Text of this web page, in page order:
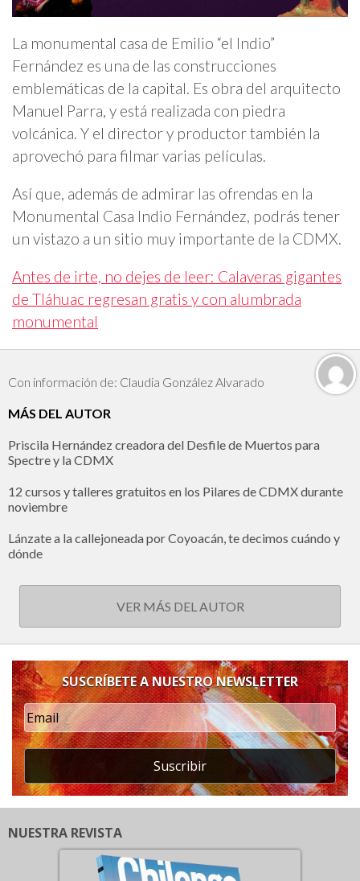
La monumental casa de Emilio “el Indio”
Fernández es una de las construcciones
emblemáticas de la capital. Es obra del arquitecto
Manuel Parra, y está realizada con piedra
volcánica. Y el director y productor también la
aprovechó para filmar varias películas.
Así que, además de admirar las ofrendas en la
Monumental Casa Indio Fernández, podrás tener
un vistazo a un sitio muy importante de la CDMX.
Antes de irte, no dejes de leer: Calaveras gigantes
de Tláhuac regresan gratis y con alumbrada
monumental
Con información de: Claudia González Alvarado
MÁS DEL AUTOR
Priscila Hernández creadora del Desfile de Muertos para
Spectre y la CDMX
12 cursos y talleres gratuitos en los Pilares de CDMX durante
noviembre
Lánzate a la callejoneada por Coyoacán, te decimos cuándo y
dónde
VER MÁS DEL AUTOR
SUSCRÍBETE A NUESTRO NEWSLETTER
Suscribir
NUESTRA REVISTA